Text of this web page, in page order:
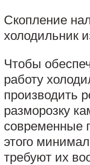
Скопление
холодильник
Чтобы
работу
производить
разморозку
современные
этого
требуют их